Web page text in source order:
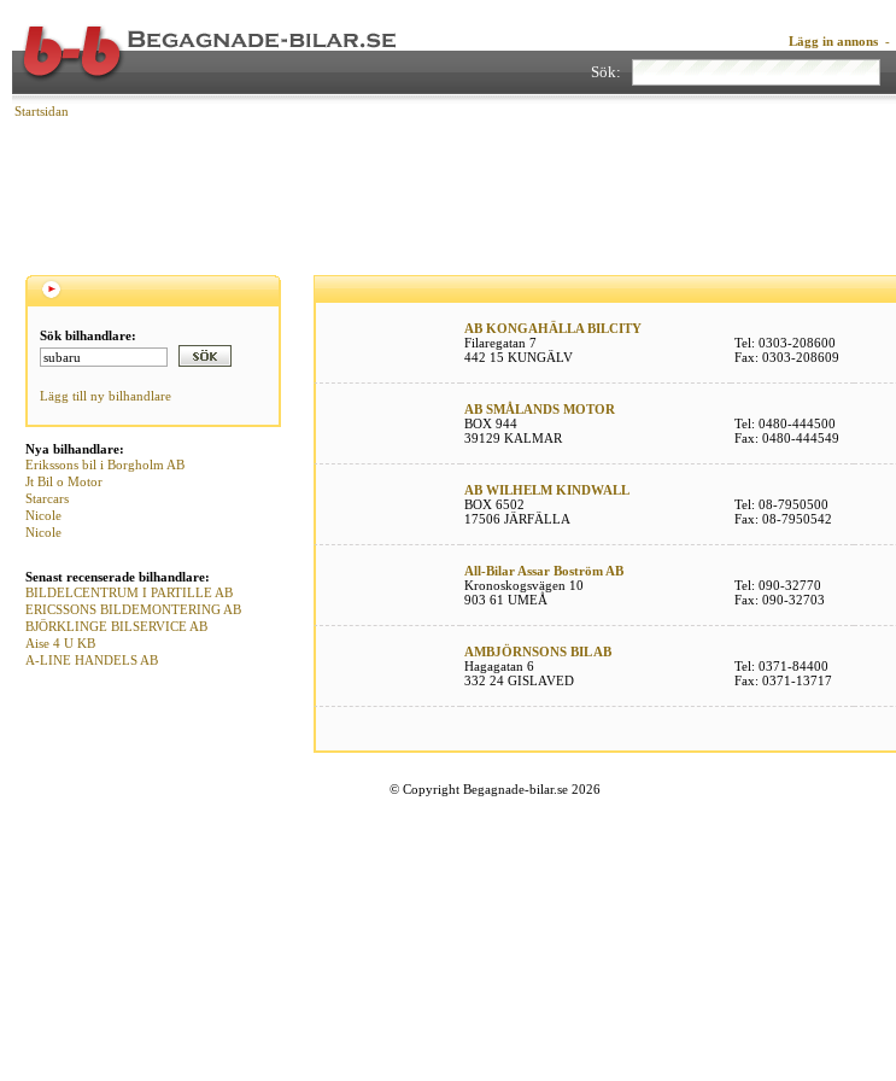
Lägg in annons -
Sök:
Startsidan
Sök bilhandlare:
Lägg till ny bilhandlare
Nya bilhandlare:
Erikssons bil i Borgholm AB
Jt Bil o Motor
Starcars
Nicole
Nicole
Senast recenserade bilhandlare:
BILDELCENTRUM I PARTILLE AB
ERICSSONS BILDEMONTERING AB
BJÖRKLINGE BILSERVICE AB
Aise 4 U KB
A-LINE HANDELS AB
AB KONGAHÄLLA BILCITY
Filaregatan 7
442 15 KUNGÄLV
Tel: 0303-208600
Fax: 0303-208609
AB SMÅLANDS MOTOR
BOX 944
39129 KALMAR
Tel: 0480-444500
Fax: 0480-444549
AB WILHELM KINDWALL
BOX 6502
17506 JÄRFÄLLA
Tel: 08-7950500
Fax: 08-7950542
All-Bilar Assar Boström AB
Kronoskogsvägen 10
903 61 UMEÅ
Tel: 090-32770
Fax: 090-32703
AMBJÖRNSONS BIL AB
Hagagatan 6
332 24 GISLAVED
Tel: 0371-84400
Fax: 0371-13717
©Copyright Begagnade-bilar.se 2026